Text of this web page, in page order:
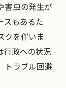
ごとに紹
落とし穴
談の活用
害虫の発生が
スもあるた
クを伴いま
行政への状況
トラブル回避